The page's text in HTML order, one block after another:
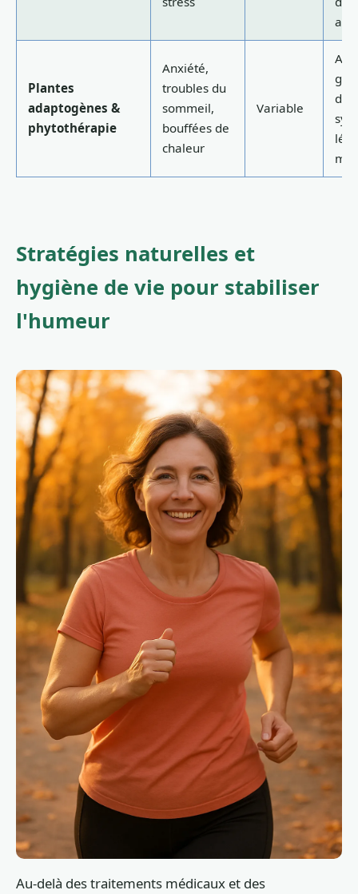
Plantes
adaptogènes &
phytothérapie
Anxiété,
troubles du
sommeil,
bouffées de
chaleur
Variable
Stratégies naturelles et
hygiène de vie pour stabiliser
l'humeur
Au-delà des traitements médicaux et des